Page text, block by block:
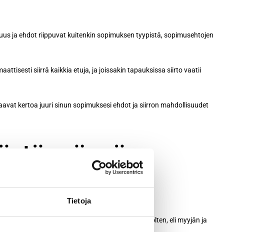
Tietoja
ja ehdot riippuvat kuitenkin sopimuksen tyypistä, sopimusehtojen
siirrä kaikkia etuja, ja joissakin tapauksissa siirto vaatii
kertoa juuri sinun sopimuksesi ehdot ja siirron mahdollisuudet
Siirto edellyttää yleensä molempien osapuolten, eli myyjän ja